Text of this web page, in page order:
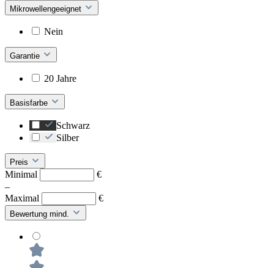
Mikrowellengeeignet
Nein
Garantie
20 Jahre
Basisfarbe
Schwarz
Silber
Preis
Minimal
€
–
Maximal
€
Bewertung mind.